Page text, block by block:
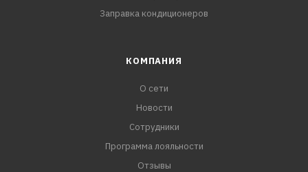
Заправка кондиционеров
КОМПАНИЯ
О сети
Новости
Сотрудники
Программа лояльности
Отзывы